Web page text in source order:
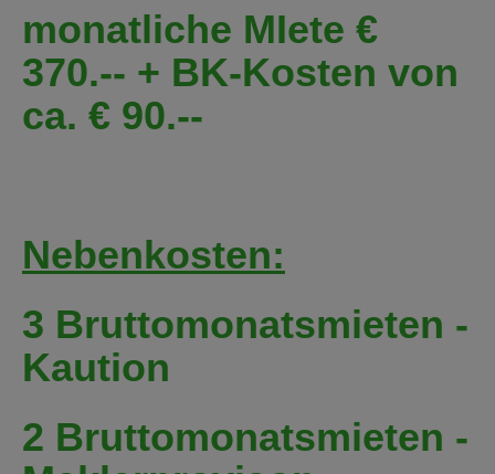
monatliche MIete €
370.-- + BK-Kosten von
ca. € 90.--
Nebenkosten:
3 Bruttomonatsmieten -
Kaution
2 Bruttomonatsmieten -